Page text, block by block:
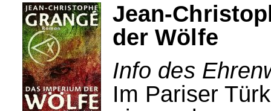
Jean-
der Wölfe
Info des
Im Pariser